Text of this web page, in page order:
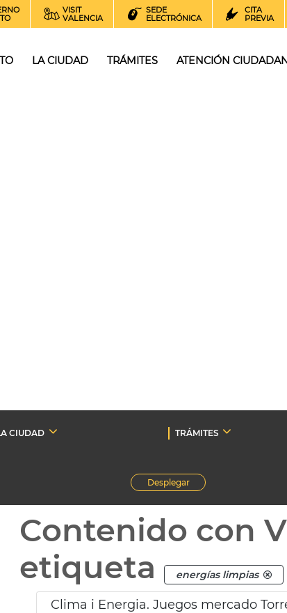
VISIT
VALENCIA
SEDE
ELECTRÓNICA
CITA
PREVIA
LA CIUDAD TRÁMITES ATENCIÓN
CIUDAD TRÁMITES
Desplegar
Contenido con
etiqueta
energías limpias
Clima i Energia. Juegos mercado